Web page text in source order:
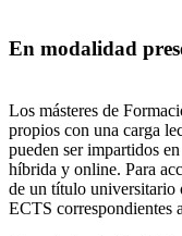
En modalidad
Los másteres de
propios con una carga
pueden ser impartidos
híbrida y online. Para
de un título universitario
ECTS correspondientes